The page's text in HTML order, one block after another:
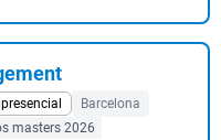
Barcelona
masters 2026